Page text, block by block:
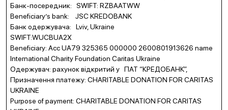
Банк-посередник: SWIFT: RZBAATWW
Beneficiary’s bank: JSC KREDOBANK
Банк одержувача: Lviv, Ukraine
SWIFT:WUCBUA2X
Beneficiary: Acc UA79 325365 000000 2600801913626 name
International Charity Foundation Caritas Ukraine
Одержувач: рахунок відкритий у ПАТ “КРЕДОБАНК”,
Призначення платежу: CHARITABLE DONATION FOR CARITAS
UKRAINE
Purpose of payment: CHARITABLE DONATION FOR CARITAS